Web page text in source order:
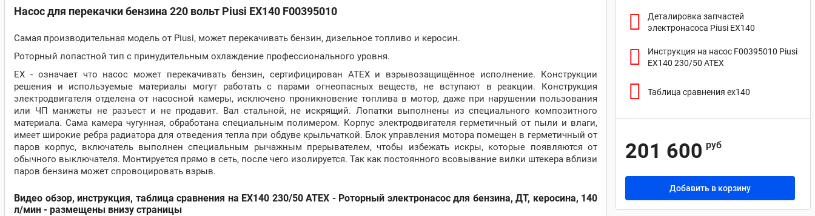
Насос для перекачки бензина 220 вольт Piusi EX140 F00395010
Самая производительная модель от Piusi, может перекачивать бензин, дизельное топливо и керосин.
Роторный лопастной тип с принудительным охлаждение профессионального уровня.
EX - означает что насос может перекачивать бензин, сертифицирован ATEX и взрывозащищённое исполнение. Конструкции
решения и используемые материалы могут работать с парами огнеопасных веществ, не вступают в реакции. Конструкция
электродвигателя отделена от насосной камеры, исключено проникновение топлива в мотор, даже при нарушении пользования
или ЧП манжеты не разъест и не продавит. Вал стальной, не искрящий. Лопатки выполнены из специального композитного
материала. Сама камера чугунная, обработана специальным полимером. Корпус электродвигателя герметичный от пыли и влаги,
имеет широкие ребра радиатора для отведения тепла при обдуве крыльчаткой. Блок управления мотора помещен в герметичный от
паров корпус, включатель выполнен специальным рычажным прерывателем, чтобы избежать искры, которые появляются от
обычного выключателя. Монтируется прямо в сеть, после чего изолируется. Так как постоянного всовывание вилки штекера вблизи
паров бензина может спровоцировать взрыв.
Видео обзор, инструкция, таблица сравнения на EX140 230/50 ATEX - Роторный электронасос для бензина, ДТ, керосина, 140
л/мин - размещены внизу страницы
Деталировка запчастей
электронасоса Piusi EX140
Инструкция на насос F00395010 Piusi
EX140 230/50 ATEX
Таблица сравнения ex140
201 600 руб
Добавить в корзину